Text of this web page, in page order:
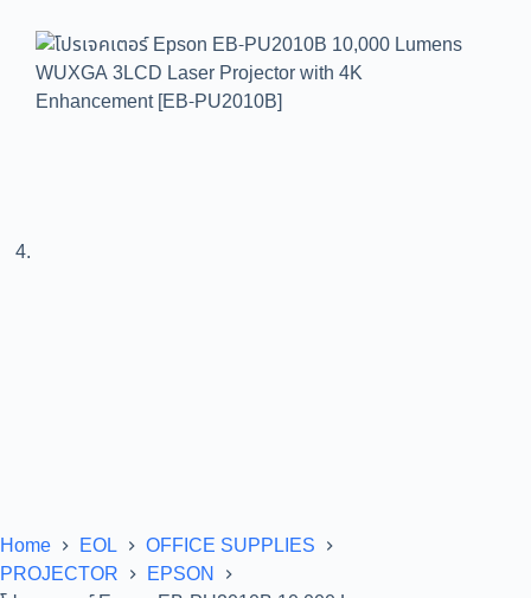
Home EOL
OFFICE SUPPLIES
PROJECTOR
EPSON